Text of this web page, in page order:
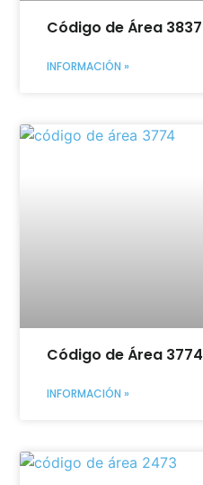
Código de Área 3837
INFORMACIÓN »
Código de Área 3774
INFORMACIÓN »